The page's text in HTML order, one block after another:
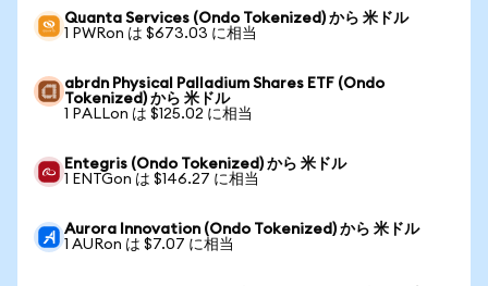
Quanta Services (Ondo Tokenized) から 米ドル
1 PWRon は $673.03 に相当
abrdn Physical Palladium Shares ETF (Ondo
Tokenized) から 米ドル
1 PALLon は $125.02 に相当
Entegris (Ondo Tokenized) から 米ドル
1 ENTGon は $146.27 に相当
Aurora Innovation (Ondo Tokenized) から 米ドル
1 AURon は $7.07 に相当